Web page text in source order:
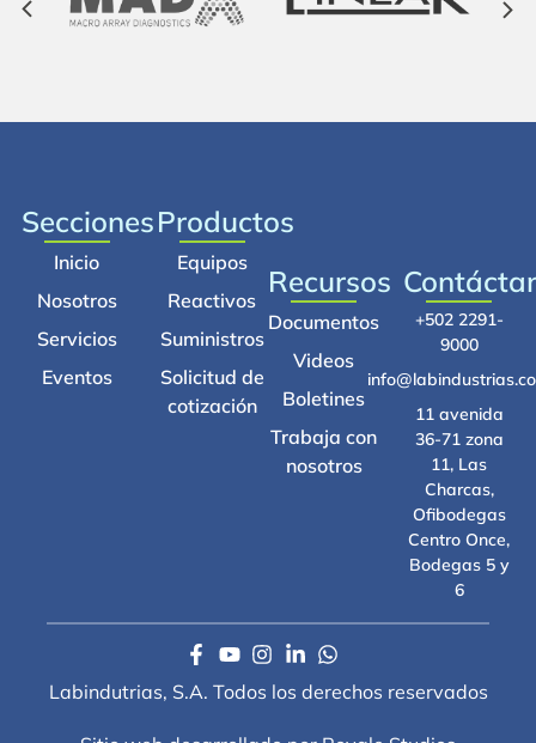
Secciones
Inicio
Nosotros
Servicios
Eventos
Productos
Equipos
Reactivos
Suministros
Solicitud de
cotización
Recursos
Documentos
Videos
Boletines
Trabaja con
nosotros
+502 2291-
9000
11 avenida
36-71 zona
11, Las
Charcas,
Ofibodegas
Centro Once,
Bodegas 5 y
6
Labindutrias, S.A. Todos los derechos reservados